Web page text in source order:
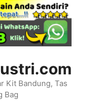
Kit Bandung, Tas
Bag